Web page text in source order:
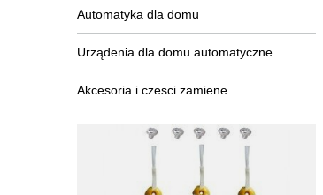
Automatyka dla domu
Urządenia dla domu automatyczne
Akcesoria i czesci zamiene